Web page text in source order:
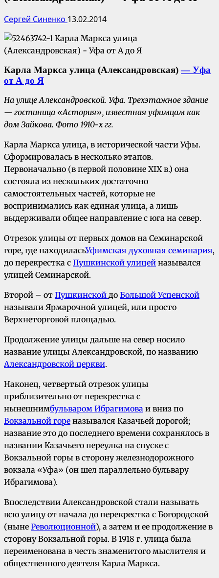
Сергей Синенко 13.02.2014
Карла Маркса улица (Александровская)— Уфа
от А до Я
На улице Александровской. Уфа. Трехэтажное здание
— гостиница «Астория», известная уфимцам как
дом Зайкова. Фото 1910-х гг.
Карла Маркса улица, в исторической части Уфы.
Сформировалась в несколько этапов.
Первоначально (в первой половине XIX в.) она
состояла из нескольких достаточно
самостоятельных частей, которые не
воспринимались как единая улица, а лишь
выдерживали общее направление с юга на север.
Отрезок улицы от первых домов на Семинарской
горе, где находиласьУфимская духовная семинария,
до перекрестка с Пушкинской улицей назывался
улицей Семинарской.
Второй – от Пушкинской до Большой Успенской
называли Ярмарочной улицей, или просто
Верхнеторговой площадью.
Продолжение улицы дальше на север носило
название улицы Александровской, по названию
Александровской церкви.
Наконец, четвертый отрезок улицы
приблизительно от перекрестка с
нынешнимбульваром Ибрагимова и вниз по
Вокзальной горе назывался Казачьей дорогой;
название это до последнего времени сохранялось в
названии Казачьего переулка на спуске с
Вокзальной горы в сторону железнодорожного
вокзала «Уфа» (он шел параллельно бульвару
Ибрагимова).
Впоследствии Александровской стали называть
всю улицу от начала до перекрестка с Богородской
(ныне Революционной), а затем и ее продолжение в
сторону Вокзальной горы. В 1918 г. улица была
переименована в честь знаменитого мыслителя и
общественного деятеля Карла Маркса.